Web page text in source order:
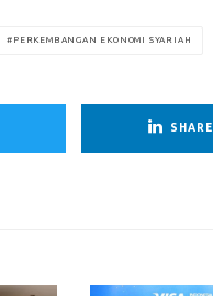
PERKEMBANGAN EKONOMI SYARIAH
SHARE